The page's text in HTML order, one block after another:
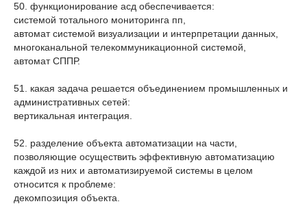
50. функционирование асд обеспечивается:
системой тотального мониторинга пп,
автомат системой визуализации и интерпретации данных,
многоканальной телекоммуникационной системой,
автомат СППР.
51. какая задача решается объединением промышленных и
административных сетей:
вертикальная интеграция.
52. разделение объекта автоматизации на части,
позволяющие осуществить эффективную автоматизацию
каждой из них и автоматизируемой системы в целом
относится к проблеме:
декомпозиция объекта.